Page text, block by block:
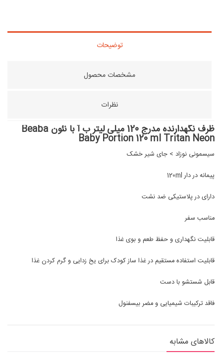
توضیحات
مشخصات محصول
نظرات
ظرف نگهدارنده مدرج 120 میلی لیتر ب آ با نئون Beaba
Baby Portion 120 ml Tritan Neon
سیسمونی نوزاد > جای شیر خشک
پیمانه در دار 120ml
دارای در پلاستیکی ضد نشت
مناسب سفر
قابلیت نگهداری و حفظ طعم و بوی غذا
قابلیت استفاده مستقیم در غذا ساز کودک برای یخ زدایی و گرم کردن غذا
قابل شستشو با دست
فاقد ترکیبات شیمیایی و مضر بیسفنول
کالاهای مشابه